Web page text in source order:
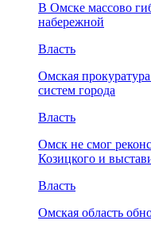
В Омске массово
набережной
Власть
Омская
систем города
Власть
Омск не смог
Козицкого и
Власть
Омская область